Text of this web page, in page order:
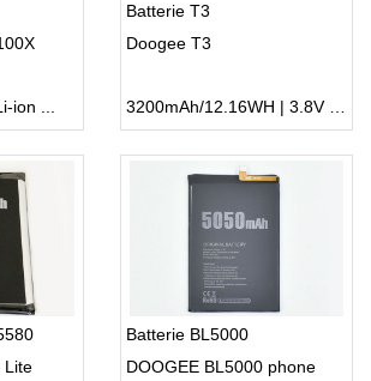
ion ...
Batterie T3
Doogee T3
3200mAh/12.16WH | 3.8V | Li-ion ...
Lite
Batterie BL5000
DOOGEE BL5000 phone